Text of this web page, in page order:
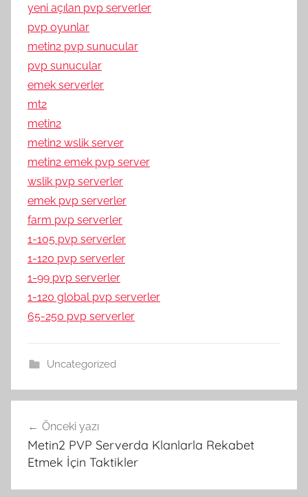
yeni açılan pvp serverler
pvp oyunlar
metin2 pvp sunucular
pvp sunucular
emek serverler
mt2
metin2
metin2 wslik server
metin2 emek pvp server
wslik pvp serverler
emek pvp serverler
farm pvp serverler
1-105 pvp serverler
1-120 pvp serverler
1-99 pvp serverler
1-120 global pvp serverler
65-250 pvp serverler
Uncategorized
gezinmesi
Önceki yazı
Metin2 PVP Serverda Klanlarla Rekabet
Etmek İçin Taktikler